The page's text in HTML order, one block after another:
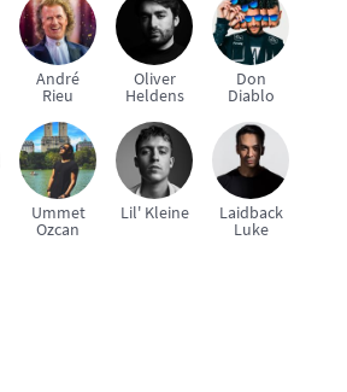
André
Rieu
Oliver
Heldens
Don
Diablo
Ummet
Ozcan
Lil' Kleine Laidback
Luke